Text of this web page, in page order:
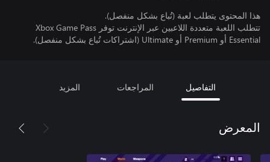
هذا المحتوى يتطلب لعبة (تُباع بشكل منفصل).
تتطلب اللعبة متعددة اللاعبين عبر الإنترنت توفر Xbox Game Pass
Essential أو Premium أو Ultimate (اشتراكات تُباع بشكل منفصل).
التفاصيل المراجعات المزيد
المعرض